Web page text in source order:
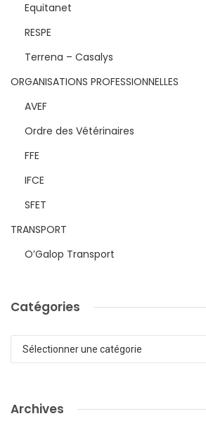
Equitanet
RESPE
Terrena – Casalys
ORGANISATIONS PROFESSIONNELLES
AVEF
Ordre des Vétérinaires
FFE
IFCE
SFET
TRANSPORT
O’Galop Transport
Catégories
Catégories
Archives